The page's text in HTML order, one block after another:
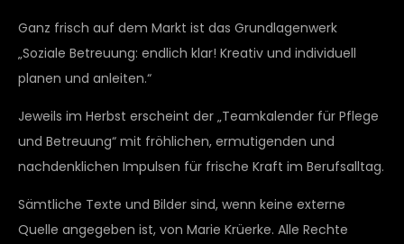
Ganz frisch auf dem Markt ist das Grundlagenwerk
„Soziale Betreuung: endlich klar! Kreativ und individuell
planen und anleiten.“
Jeweils im Herbst erscheint der „Teamkalender für Pflege
und Betreuung“ mit fröhlichen, ermutigenden und
nachdenklichen Impulsen für frische Kraft im Berufsalltag.
Sämtliche Texte und Bilder sind, wenn keine externe
Quelle angegeben ist, von Marie Krüerke. Alle Rechte